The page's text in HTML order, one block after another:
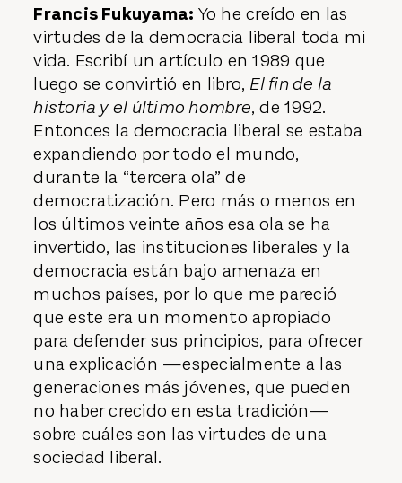
Francis Fukuyama: Yo he creído en las
virtudes de la democracia liberal toda mi
vida. Escribí un artículo en 1989 que
luego se convirtió en libro, El fin de la
historia y el último hombre, de 1992.
Entonces la democracia liberal se estaba
expandiendo por todo el mundo,
durante la “tercera ola” de
democratización. Pero más o menos en
los últimos veinte años esa ola se ha
invertido, las instituciones liberales y la
democracia están bajo amenaza en
muchos países, por lo que me pareció
que este era un momento apropiado
para defender sus principios, para ofrecer
una explicación —especialmente a las
generaciones más jóvenes, que pueden
no haber crecido en esta tradición—
sobre cuáles son las virtudes de una
sociedad liberal.